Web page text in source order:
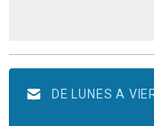
DE LUNES A